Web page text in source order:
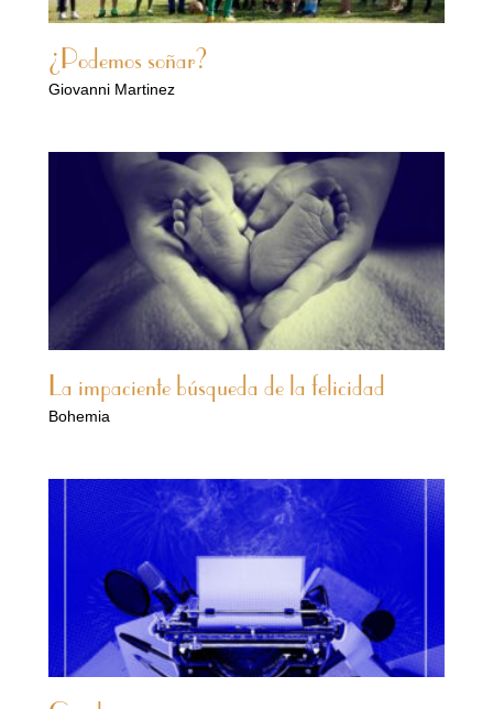
¿Podemos soñar?
Giovanni Martinez
La impaciente búsqueda de la felicidad
Bohemia